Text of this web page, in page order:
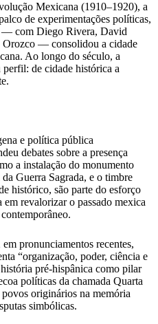
Mexicana (1910–1920), a
de experimentações políticas,
— com Diego Rivera, David
Orozco — consolidou a cidade
Ao longo do século, a
perfil: de cidade histórica a
e política pública
debates sobre a presença
a instalação do monumento
Guerra Sagrada, e o timbre
histórico, são parte do esforço
revalorizar o passado mexica
pronunciamentos recentes,
“organização, poder, ciência e
pré-hispânica como pilar
políticas da chamada Quarta
originários na memória
simbólicas.